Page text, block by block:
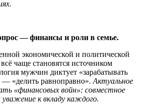
— финансы и роли в семье.
экономической и политической
чаще становятся источником
мужчин диктует «зарабатывать
«делить равноправно». Актуальное
«финансовых войн»: совместное
к вкладу каждого.